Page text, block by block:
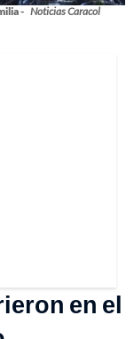
- Noticias Caracol
en el